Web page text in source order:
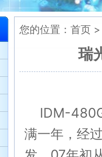
您的位置： 首页
瑞
IDM-
满一年，经